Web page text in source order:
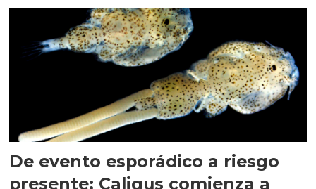
De evento esporádico a riesgo
presente: Caligus comienza a